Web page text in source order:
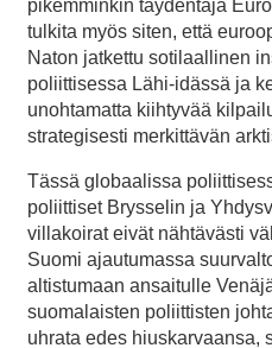
pikemminkin täydentäjä
tulkita myös siten, että
Naton jatkettu sotilaallinen
poliittisessa Lähi-idässä ja
unohtamatta kiihtyvää
strategisesti merkittävän
Tässä globaalissa
poliittiset Brysselin ja
villakoirat eivät nähtävästi
Suomi ajautumassa
altistumaan ansaitulle
suomalaisten poliittisten
uhrata edes hiuskarvaansa,